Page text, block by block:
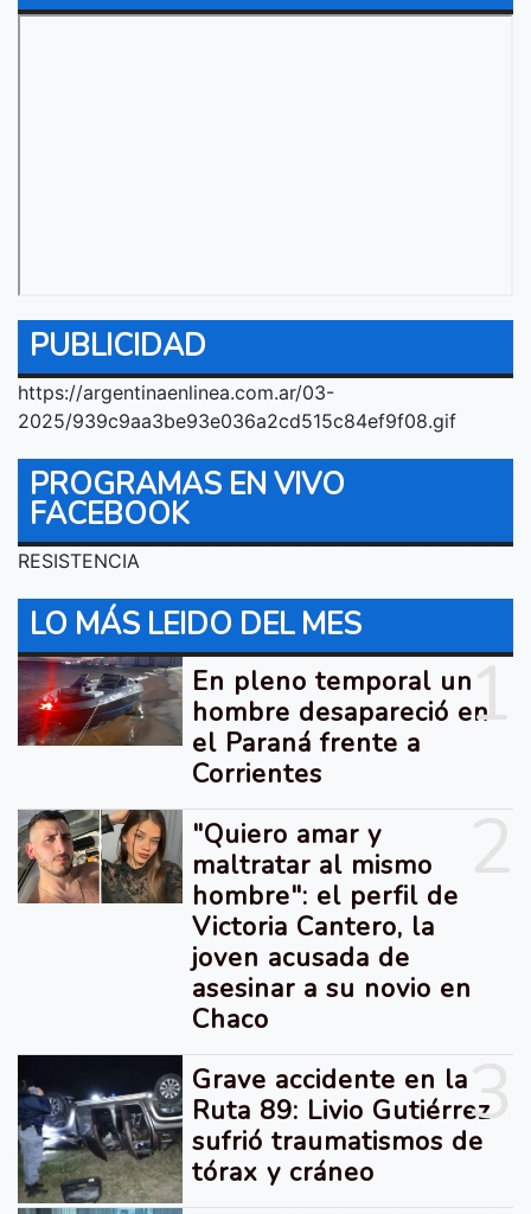
PUBLICIDAD
https://argentinaenlinea.com.ar/03-
2025/939c9aa3be93e036a2cd515c84ef9f08.gif
PROGRAMAS EN VIVO
FACEBOOK
RESISTENCIA
LO MÁS LEIDO DEL MES
1
En pleno temporal un
hombre desapareció en
el Paraná frente a
Corrientes
"Quiero amar y
maltratar al mismo
hombre": el perfil de
Victoria Cantero, la
joven acusada de
asesinar a su novio en
Chaco
3
Grave accidente en la
Ruta 89: Livio Gutiérrez
sufrió traumatismos de
tórax y cráneo